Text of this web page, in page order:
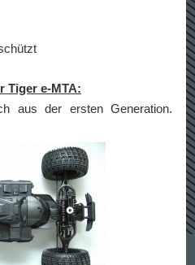
Tiger e-MTA:
aus der ersten Generation.